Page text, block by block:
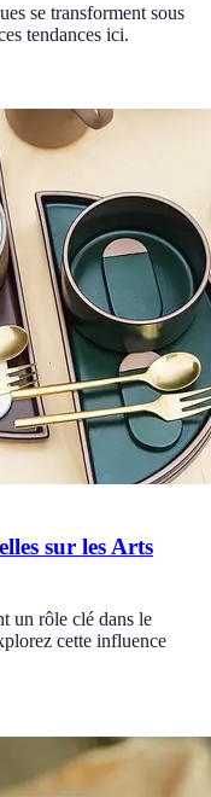
se transforment sous
tendances ici.
sur les Arts
un rôle clé dans le
cette influence